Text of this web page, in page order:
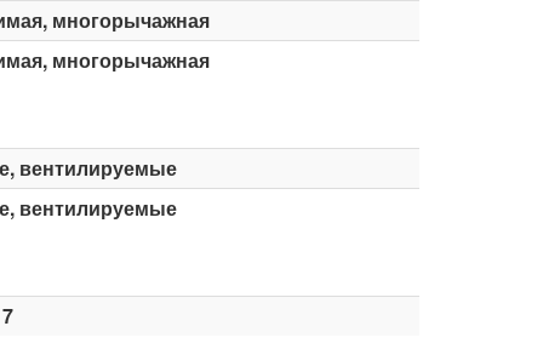
многорычажная
многорычажная
вентилируемые
вентилируемые